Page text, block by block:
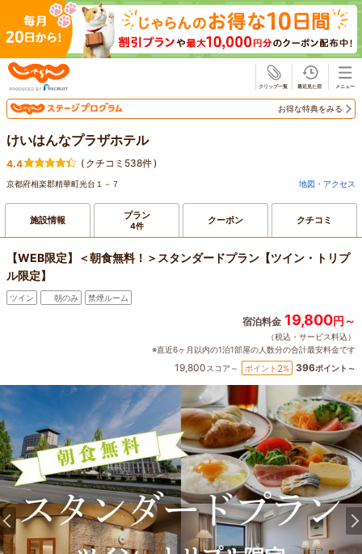
お得な特典をみる
けいはんなプラザホテル
4.4 ( クチコミ538件)
京都府相楽郡精華町光台１－７ 地図・アクセス
施設情報 プラン
4件 クーポン クチコミ
【WEB限定】＜朝食無料！＞スタンダードプラン【ツイン・トリプ
ル限定】
ツイン 朝のみ 禁煙ルーム
宿泊料金 19,800円～
（税込・サービス料込）
※直近6ヶ月以内の1泊1部屋の人数分の合計最安料金です
19,800スコア～ ポイント 2% 396ポイント～